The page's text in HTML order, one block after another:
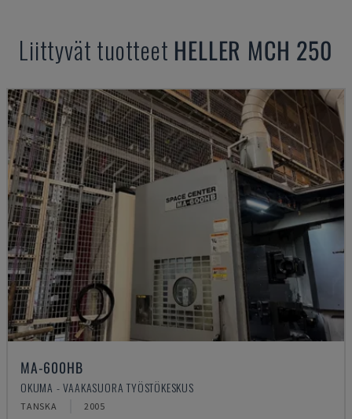
Liittyvät tuotteet HELLER MCH 250
MA-600HB
OKUMA - VAAKASUORA TYÖSTÖKESKUS
TANSKA 2005